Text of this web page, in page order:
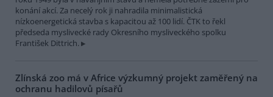
konání akcí. Za necelý rok ji nahradila minimalistická
nízkoenergetická stavba s kapacitou až 100 lidí. ČTK to řekl
předseda myslivecké rady Okresního mysliveckého spolku
František Dittrich.
Zlínská zoo má v Africe výzkumný projekt zaměřený na
ochranu hadilovů písařů